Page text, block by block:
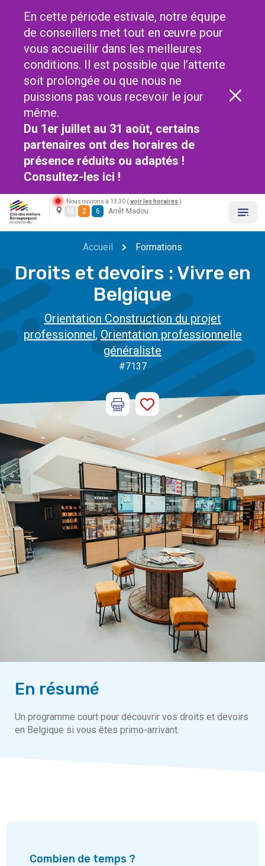
En cette période estivale, notre équipe
de conseillers met tout en œuvre pour
vous accueillir dans les meilleures
conditions. Il est possible que l’attente
soit prolongée ou que nous ne
puissions pas vous recevoir le jour
même.
Du 1er juillet au 31 août, certains
partenaires ont des horaires de
présence réduits ou adaptés !
Consultez-les ici !
Nous ouvrons à 13:30 ( voir les horaires )
M 2 6 Arrêt Madou
Accueil Formations
Droits et devoirs : Vivre en
Belgique
Orientation Construction du projet
professionnel, Orientation professionnelle
généraliste
#7137
En résumé
Un programme court pour découvrir vos droits et devoirs
en Belgique si vous êtes primo-arrivant.
Combien de temps ?